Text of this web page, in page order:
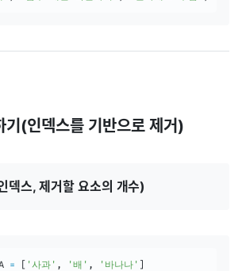
기(인덱스를 기반으로 제거)
스, 제거할 요소의 개수)
= '사과' , '배' , '바나나'